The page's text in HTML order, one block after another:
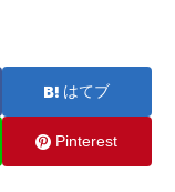
はてブ
Pinterest